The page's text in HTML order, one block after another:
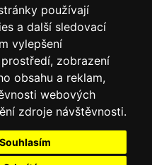
používají
a další sledovací
vylepšení
zobrazení
obsahu a reklam,
webových
zdroje návštěvnosti.
Souhlasím